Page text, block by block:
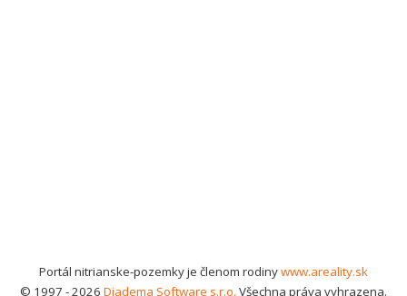
Portál nitrianske-pozemky je členom rodinywww.areality.sk
© 1997 - 2026 Diadema Software s.r.o. Všechna práva vyhrazena.